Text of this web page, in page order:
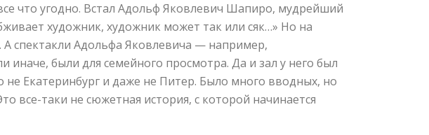
что угодно. Встал Адольф Яковлевич Шапиро, мудрейший
художник, художник может так или сяк…» Но на
спектакли Адольфа Яковлевича — например,
были для семейного просмотра. Да и зал у него был
не Екатеринбург и даже не Питер. Было много вводных, но
все-таки не сюжетная история, с которой начинается